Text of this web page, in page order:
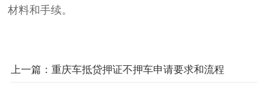
材料和手续。
上一篇：重庆车抵贷押证不押车申请要求和流程